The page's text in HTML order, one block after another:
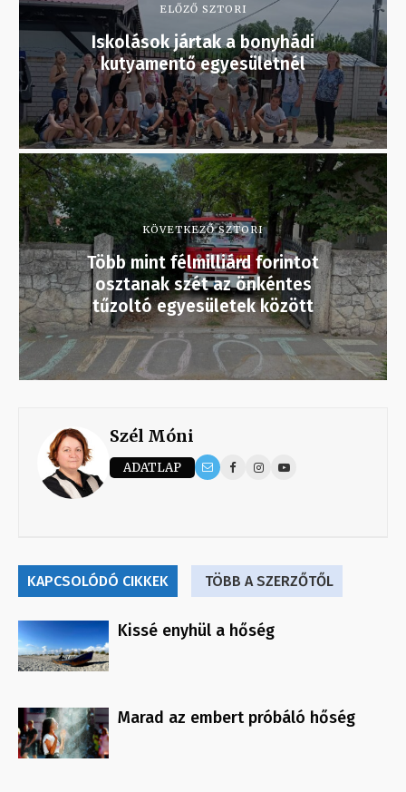
ELŐZŐ SZTORI
Iskolások jártak a bonyhádi
kutyamentő egyesületnél
KÖVETKEZŐ SZTORI
Több mint félmilliárd forintot
osztanak szét az önkéntes
tűzoltó egyesületek között
Szél Móni
ADATLAP
KAPCSOLÓDÓ CIKKEK TÖBB A SZERZŐTŐL
Kissé enyhül a hőség
Marad az embert próbáló hőség